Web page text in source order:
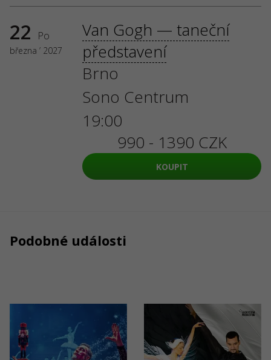
22 Po
března ’ 2027
Van Gogh — taneční
představení
Brno
Sono Centrum
19:00
990 - 1390 CZK
KOUPIT
Podobné události
19/01/202719:00
Louskáček
22/02/2027
LABUTÍ